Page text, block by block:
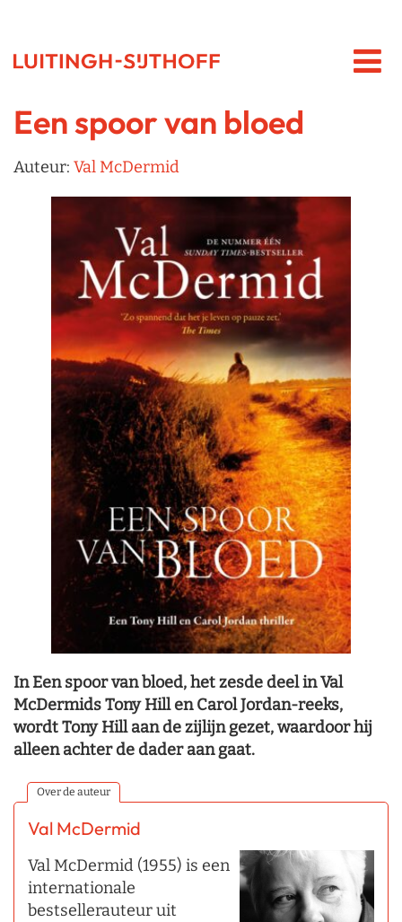
Een spoor van bloed
Auteur: Val McDermid
In Een spoor van bloed, het zesde deel in Val
McDermids Tony Hill en Carol Jordan-reeks,
wordt Tony Hill aan de zijlijn gezet, waardoor hij
alleen achter de dader aan gaat.
Over de auteur
Val McDermid
Val McDermid (1955) is een
internationale
bestsellerauteur uit